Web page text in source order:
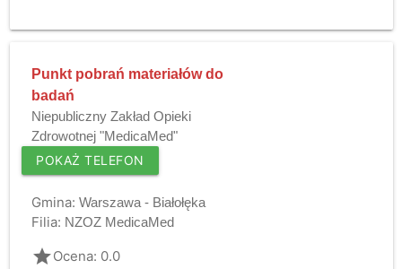
Punkt pobrań materiałów do
badań
Niepubliczny Zakład Opieki
Zdrowotnej "MedicaMed"
POKAŻ TELEFON
Gmina: Warszawa - Białołęka
Filia: NZOZ MedicaMed
gradeOcena: 0.0